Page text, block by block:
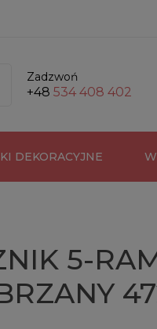
Zadzwoń
+48 534 408 402
DEKORACYJNE
5-